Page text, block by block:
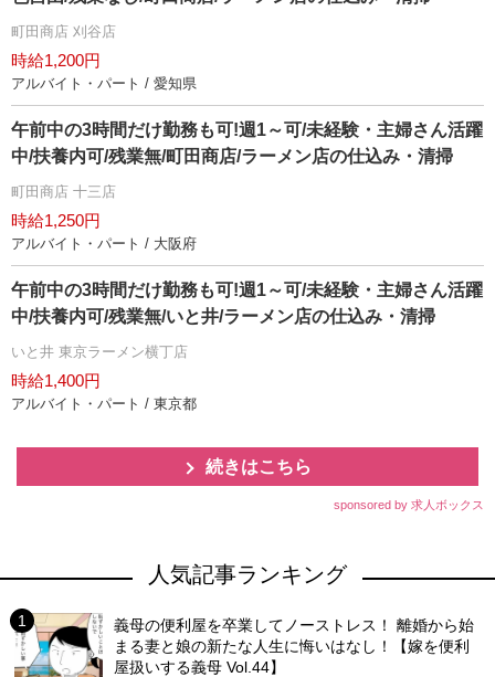
町田商店 刈谷店
時給1,200円
アルバイト・パート / 愛知県
午前中の3時間だけ勤務も可!週1～可/未経験・主婦さん活躍
中/扶養内可/残業無/町田商店/ラーメン店の仕込み・清掃
町田商店 十三店
時給1,250円
アルバイト・パート / 大阪府
午前中の3時間だけ勤務も可!週1～可/未経験・主婦さん活躍
中/扶養内可/残業無/いと井/ラーメン店の仕込み・清掃
いと井 東京ラーメン横丁店
時給1,400円
アルバイト・パート / 東京都
続きはこちら
sponsored by 求人ボックス
人気記事ランキング
義母の便利屋を卒業してノーストレス！ 離婚から始
まる妻と娘の新たな人生に悔いはなし！【嫁を便利
屋扱いする義母 Vol.44】